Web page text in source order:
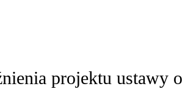
projektu ustawy o